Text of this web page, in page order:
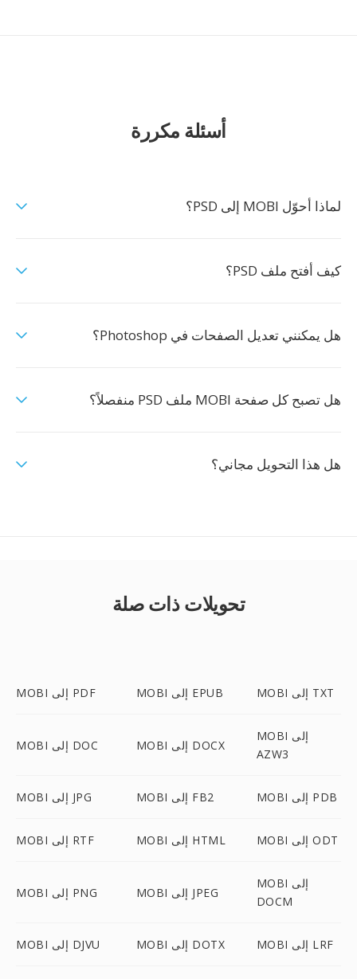
أسئلة مكررة
لماذا أحوّل MOBI إلى PSD؟
كيف أفتح ملف PSD؟
هل يمكنني تعديل الصفحات في Photoshop؟
هل تصبح كل صفحة MOBI ملف PSD منفصلاً؟
هل هذا التحويل مجاني؟
تحويلات ذات صلة
MOBI إلى PDF MOBI إلى EPUB MOBI إلى TXT
MOBI إلى DOC MOBI إلى DOCX
MOBI إلى
AZW3
MOBI إلى JPG MOBI إلى FB2 MOBI إلى PDB
MOBI إلى RTF MOBI إلى HTML MOBI إلى ODT
MOBI إلى PNG MOBI إلى JPEG
MOBI إلى
DOCM
MOBI إلى DJVU MOBI إلى DOTX MOBI إلى LRF